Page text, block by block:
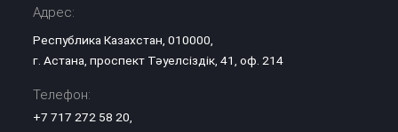
Адрес:
Республика Казахстан, 010000,
г. Астана, проспект Тәуелсіздік, 41, оф. 214
Телефон:
+7 717 272 58 20